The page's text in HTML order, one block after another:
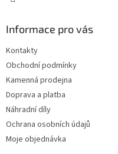
Informace pro vás
Kontakty
Obchodní podmínky
Kamenná prodejna
Doprava a platba
Náhradní díly
Ochrana osobních údajů
Moje objednávka